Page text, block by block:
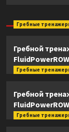
Гребные
Гребной
Гребные
Гребной
Гребные